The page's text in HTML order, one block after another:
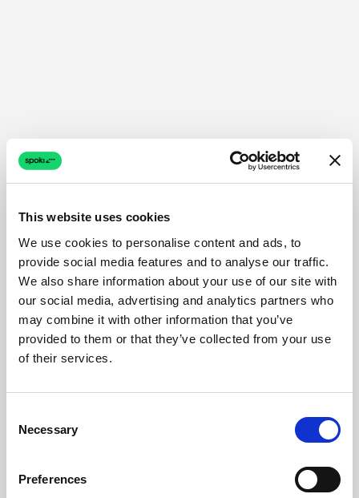
This website uses cookies
We use cookies to personalise content and ads, to
provide social media features and to analyse our traffic.
We also share information about your use of our site with
our social media, advertising and analytics partners who
may combine it with other information that you’ve
provided to them or that they’ve collected from your use
of their services.
Selection
Necessary
Preferences